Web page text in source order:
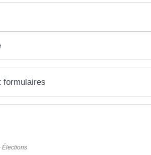
formulaires
Élections